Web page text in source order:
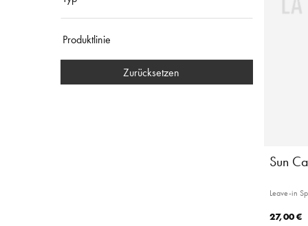
Produktlinie
Zurücksetzen
Sun
Leave-in
27,00 €